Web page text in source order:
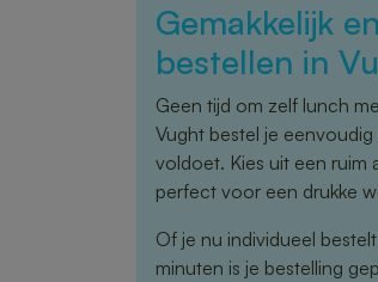
Gemakkelijk
bestellen in
Geen tijd om zelf lunch
Vught bestel je
voldoet. Kies uit een ruim
perfect voor een drukke
Of je nu individueel
minuten is je bestelling